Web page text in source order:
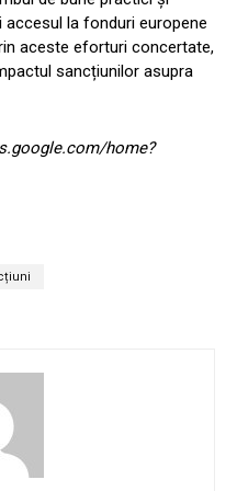
la fonduri europene
aceste eforturi concertate,
sancțiunilor asupra
home?